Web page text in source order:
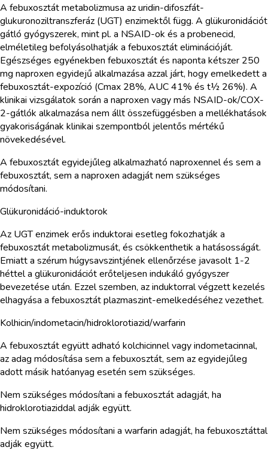
A febuxosztát metabolizmusa az uridin-difoszfát-
glukuronoziltranszferáz (UGT) enzimektől függ. A glükuronidációt
gátló gyógyszerek, mint pl. a NSAID-ok és a probenecid,
elméletileg befolyásolhatják a febuxosztát eliminációját.
Egészséges egyénekben febuxosztát és naponta kétszer 250
mg naproxen egyidejű alkalmazása azzal járt, hogy emelkedett a
febuxosztát-expozíció (Cmax 28%, AUC 41% és t½ 26%). A
klinikai vizsgálatok során a naproxen vagy más NSAID-ok/COX-
2-gátlók alkalmazása nem állt összefüggésben a mellékhatások
gyakoriságának klinikai szempontból jelentős mértékű
növekedésével.
A febuxosztát egyidejűleg alkalmazható naproxennel és sem a
febuxosztát, sem a naproxen adagját nem szükséges
módosítani.
Glükuronidáció-induktorok
Az UGT enzimek erős induktorai esetleg fokozhatják a
febuxosztát metabolizmusát, és csökkenthetik a hatásosságát.
Emiatt a szérum húgysavszintjének ellenőrzése javasolt 1-2
héttel a glükuronidációt erőteljesen indukáló gyógyszer
bevezetése után. Ezzel szemben, az induktorral végzett kezelés
elhagyása a febuxosztát plazmaszint-emelkedéséhez vezethet.
Kolhicin/indometacin/hidroklorotiazid/warfarin
A febuxosztát együtt adható kolchicinnel vagy indometacinnal,
az adag módosítása sem a febuxosztát, sem az egyidejűleg
adott másik hatóanyag esetén sem szükséges.
Nem szükséges módosítani a febuxosztát adagját, ha
hidroklorotiaziddal adják együtt.
Nem szükséges módosítani a warfarin adagját, ha febuxosztáttal
adják együtt.